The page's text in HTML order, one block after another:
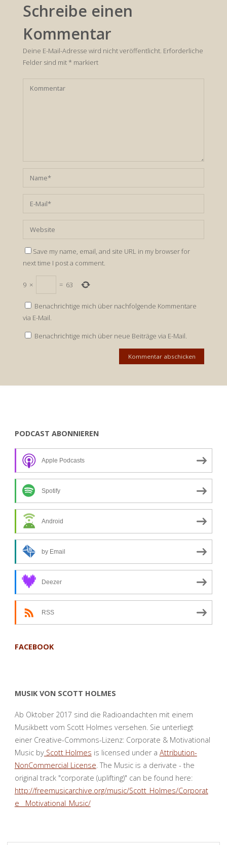
Schreibe einen
Kommentar
Deine E-Mail-Adresse wird nicht veröffentlicht. Erforderliche
Felder sind mit*markiert
Save my name, email, and site URL in my browser for
next time I post a comment.
9 × = 63
Benachrichtige mich über nachfolgende Kommentare
via E-Mail.
Benachrichtige mich über neue Beiträge via E-Mail.
PODCAST ABONNIEREN
Apple Podcasts
Spotify
Android
by Email
Deezer
RSS
FACEBOOK
MUSIK VON SCOTT HOLMES
Ab Oktober 2017 sind die Radioandachten mit einem
Musikbett vom Scott Holmes versehen. Sie unterliegt
einer Creative-Commons-Lizenz: Corporate & Motivational
Music byScott Holmes is licensed under a Attribution-
NonCommercial License. The Music is a derivate - the
original track "corporate (uplifting)" can be found here:
http://freemusicarchive.org/music/Scott_Holmes/Corporat
e__Motivational_Music/